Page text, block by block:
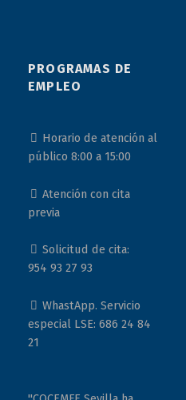
PROGRAMAS DE
EMPLEO
Horario de atención al
público 8:00 a 15:00
Atención con cita
previa
Solicitud de cita:
954 93 27 93
WhastApp. Servicio
especial LSE: 686 24 84
21